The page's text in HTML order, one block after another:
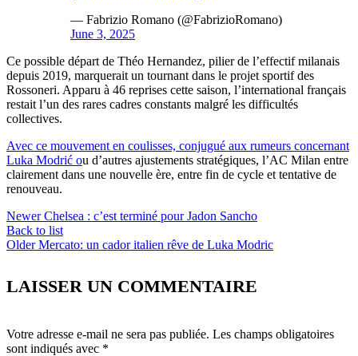
— Fabrizio Romano (@FabrizioRomano)
June 3, 2025
Ce possible départ de Théo Hernandez, pilier de l’effectif milanais
depuis 2019, marquerait un tournant dans le projet sportif des
Rossoneri. Apparu à 46 reprises cette saison, l’international français
restait l’un des rares cadres constants malgré les difficultés
collectives.
Avec ce mouvement en coulisses, conjugué aux rumeurs concernant
Luka Modrić ou d’autres ajustements stratégiques, l’AC Milan entre
clairement dans une nouvelle ère, entre fin de cycle et tentative de
renouveau.
Newer Chelsea : c’est terminé pour Jadon Sancho
Back to list
Older Mercato: un cador italien rêve de Luka Modric
LAISSER UN COMMENTAIRE
Votre adresse e-mail ne sera pas publiée. Les champs obligatoires
sont indiqués avec *